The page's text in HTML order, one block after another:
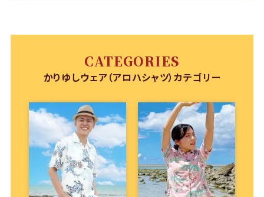
CATEGORIES
かりゆしウェア（アロハシャツ）カテゴリー